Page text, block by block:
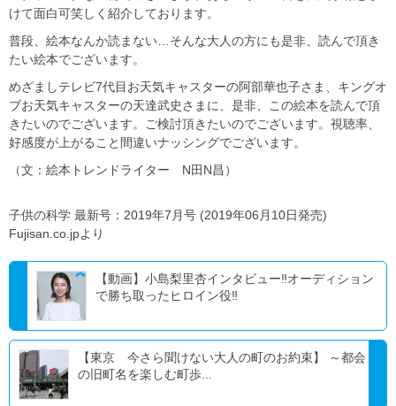
けて面白可笑しく紹介しております。
普段、絵本なんか読まない…そんな大人の方にも是非、読んで頂き
たい絵本でございます。
めざましテレビ7代目お天気キャスターの阿部華也子さま、キングオ
ブお天気キャスターの天達武史さまに、是非、この絵本を読んで頂
きたいのでございます。ご検討頂きたいのでございます。視聴率、
好感度が上がること間違いナッシングでございます。
（文：絵本トレンドライター N田N昌）
子供の科学 最新号：2019年7月号 (2019年06月10日発売)
Fujisan.co.jpより
【動画】小島梨里杏インタビュー‼オーディション
で勝ち取ったヒロイン役‼
【東京 今さら聞けない大人の町のお約束】 ～都会
の旧町名を楽しむ町歩...